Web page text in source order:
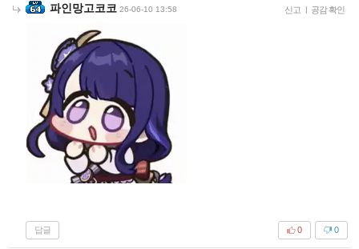
파인망고코코 26-06-10 13:58 신고 | 공감 확인
답글 0
0